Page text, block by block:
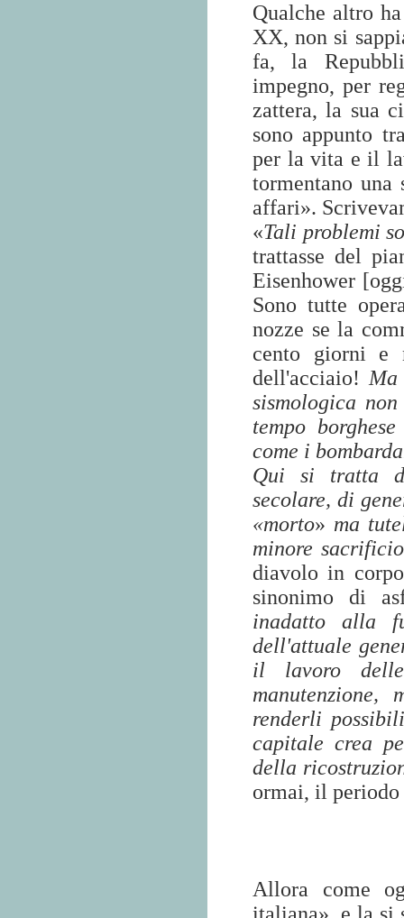
Qualche altro
XX, non si
fa, la
impegno, per
zattera, la sua
sono appunto
per la vita e il
tormentano
affari».
«Tali problemi
trattasse del
Eisenhower
Sono tutte
nozze se la
cento giorni
dell'acciaio!
sismologica
tempo
come i
Qui si tratta
secolare, di
«morto» ma
minore
diavolo in
sinonimo di
inadatto alla
dell'attuale
il lavoro
renderli
capitale crea
della
ormai, il
Allora come